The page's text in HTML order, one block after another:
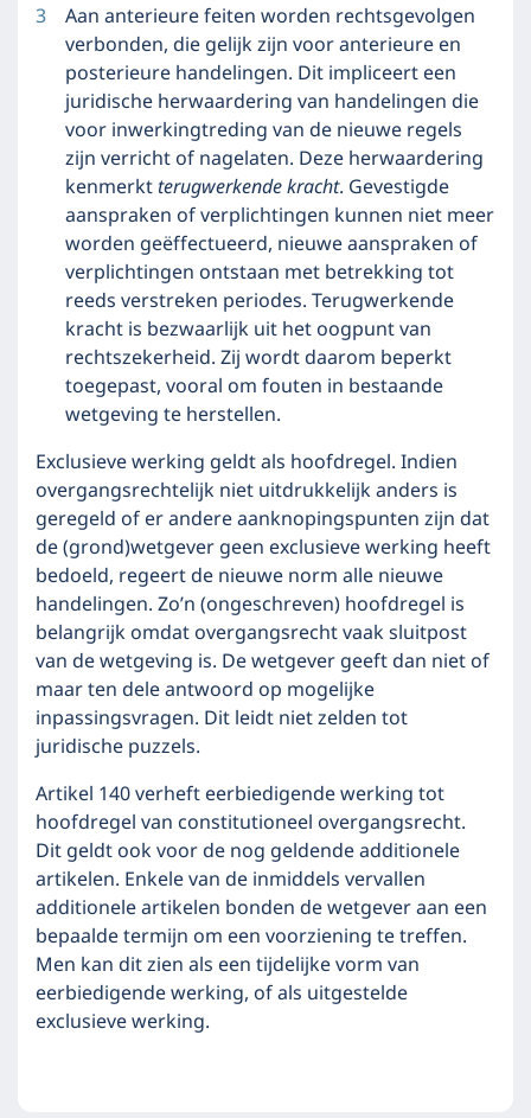
Aan anterieure feiten worden rechtsgevolgen
verbonden, die gelijk zijn voor anterieure en
posterieure handelingen. Dit impliceert een
juridische herwaardering van handelingen die
voor inwerkingtreding van de nieuwe regels
zijn verricht of nagelaten. Deze herwaardering
kenmerktterugwerkende kracht. Gevestigde
aanspraken of verplichtingen kunnen niet meer
worden geëffectueerd, nieuwe aanspraken of
verplichtingen ontstaan met betrekking tot
reeds verstreken periodes. Terugwerkende
kracht is bezwaarlijk uit het oogpunt van
rechtszekerheid. Zij wordt daarom beperkt
toegepast, vooral om fouten in bestaande
wetgeving te herstellen.
Exclusieve werking geldt als hoofdregel. Indien
overgangsrechtelijk niet uitdrukkelijk anders is
geregeld of er andere aanknopingspunten zijn dat
de (grond)wetgever geen exclusieve werking heeft
bedoeld, regeert de nieuwe norm alle nieuwe
handelingen. Zo’n (ongeschreven) hoofdregel is
belangrijk omdat overgangsrecht vaak sluitpost
van de wetgeving is. De wetgever geeft dan niet of
maar ten dele antwoord op mogelijke
inpassingsvragen. Dit leidt niet zelden tot
juridische puzzels.
Artikel 140 verheft eerbiedigende werking tot
hoofdregel van constitutioneel overgangsrecht.
Dit geldt ook voor de nog geldende additionele
artikelen. Enkele van de inmiddels vervallen
additionele artikelen bonden de wetgever aan een
bepaalde termijn om een voorziening te treffen.
Men kan dit zien als een tijdelijke vorm van
eerbiedigende werking, of als uitgestelde
exclusieve werking.